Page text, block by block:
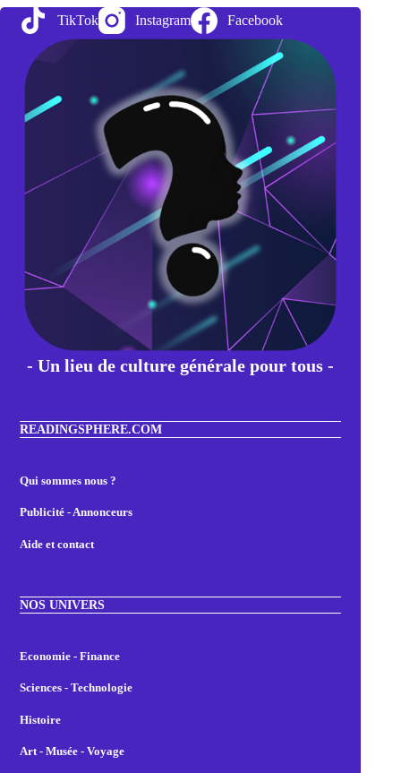
(type
Copyright
ou
à
garder
sous
TikTok Instagram Facebook
- Un lieu de culture générale pour tous -
READINGSPHERE.COM
Qui sommes nous ?
Publicité - Annonceurs
Aide et contact
NOS UNIVERS
Economie - Finance
Sciences - Technologie
Histoire
Art - Musée - Voyage